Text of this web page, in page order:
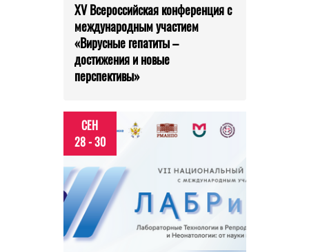
XV Всероссийская конференция с
международным участием
«Вирусные гепатиты –
достижения и новые
перспективы»
СЕН
28 - 30